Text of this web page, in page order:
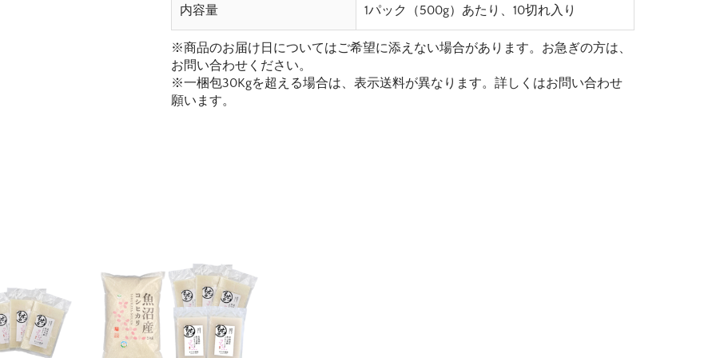
内容量 1パック（500g）あたり、10切れ入り
※商品のお届け日についてはご希望に添えない場合があります。お急ぎの方は、
お問い合わせください。
※一梱包30Kgを超える場合は、表示送料が異なります。詳しくはお問い合わせ
願います。